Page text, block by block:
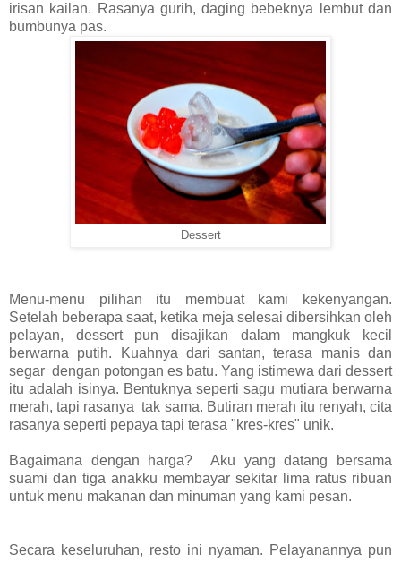
irisan kailan. Rasanya gurih, daging bebeknya lembut dan
bumbunya pas.
Dessert
Menu-menu pilihan itu membuat kami kekenyangan.
Setelah beberapa saat, ketika meja selesai dibersihkan oleh
pelayan, dessert pun disajikan dalam mangkuk kecil
berwarna putih. Kuahnya dari santan, terasa manis dan
segar dengan potongan es batu. Yang istimewa dari dessert
itu adalah isinya. Bentuknya seperti sagu mutiara berwarna
merah, tapi rasanya tak sama. Butiran merah itu renyah, cita
rasanya seperti pepaya tapi terasa "kres-kres" unik.
Bagaimana dengan harga? Aku yang datang bersama
suami dan tiga anakku membayar sekitar lima ratus ribuan
untuk menu makanan dan minuman yang kami pesan.
Secara keseluruhan, resto ini nyaman. Pelayanannya pun